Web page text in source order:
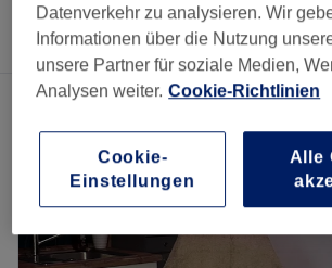
Sortieren nach Besonderheiten
Ein Salon, der anbietet:
Datenverkehr zu analysieren. Wir
Informationen über die Nutzung
unsere Partner für soziale Medien,
Analysen weiter. Cookie-Richtlinien
Cookie-
Einstellungen
Alle